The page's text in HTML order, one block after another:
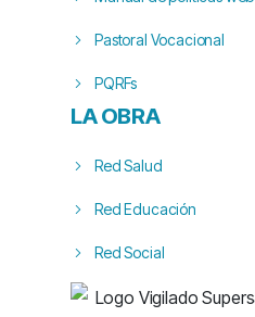
Pastoral Vocacional
PQRFs
LA OBRA
Red Salud
Red Educación
Red Social